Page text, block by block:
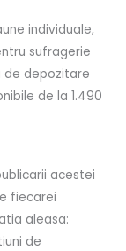
individuale,
sufragerie
de depozitare
de la 1.490
acestei
fiecarei
aleasa:
de